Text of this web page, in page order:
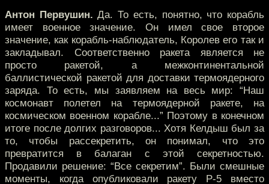
Антон Первушин. Да. То есть, понятно, что корабль
имеет военное значение. Он имел свое второе
значение, как корабль-наблюдатель, Королев его так и
закладывал. Соответственно ракета является не
просто ракетой, а межконтинентальной
баллистической ракетой для доставки термоядерного
заряда. То есть, мы заявляем на весь мир: “Наш
космонавт полетел на термоядерной ракете, на
космическом военном корабле...” Поэтому в конечном
итоге после долгих разговоров... Хотя Келдыш был за
то, чтобы рассекретить, он понимал, что это
превратится в балаган с этой секретностью.
Продавили решение: “Все секретим”. Были смешные
моменты, когда опубликовали ракету Р-5 вместо